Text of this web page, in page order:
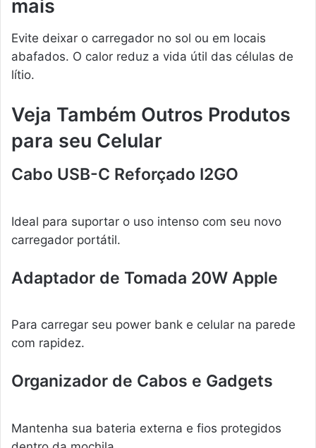
mais
Evite deixar o carregador no sol ou em locais
abafados. O calor reduz a vida útil das células de
lítio.
Veja Também Outros Produtos
para seu Celular
Cabo USB-C Reforçado I2GO
Ideal para suportar o uso intenso com seu novo
carregador portátil.
Adaptador de Tomada 20W Apple
Para carregar seu power bank e celular na parede
com rapidez.
Organizador de Cabos e Gadgets
Mantenha sua bateria externa e fios protegidos